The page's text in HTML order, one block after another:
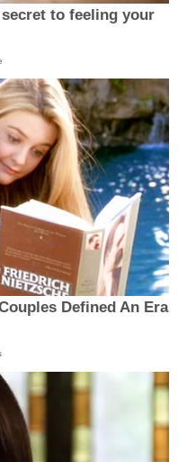
to feeling your
Defined An Era